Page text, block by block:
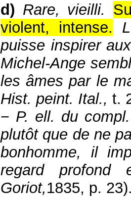
d) Rare, vieilli.
violent, intense.
puisse inspirer
Michel-Ange
les âmes par le
Hist. peint. Ital., t.
− P. ell. du
plutôt que de ne
bonhomme, il
regard
Goriot,1835, p.